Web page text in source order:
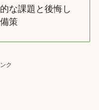
な課題と後悔し
策
ク